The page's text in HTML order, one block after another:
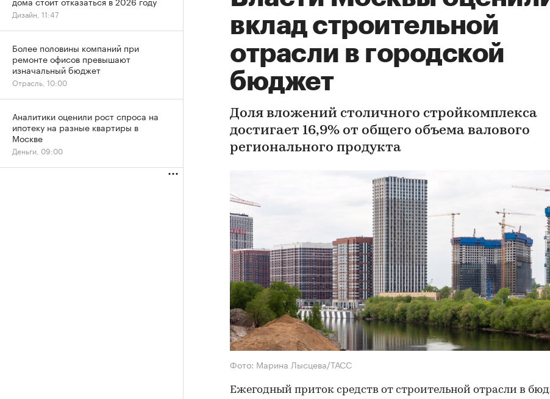
вклад строительной
отрасли в городской
бюджет
Доля вложений столичного стройкомплекса
достигает 16,9% от общего объема валового
регионального продукта
Фото: Марина Лысцева/ТАСС
Ежегодный приток средств от строительной отрасли в
Дизайн, 11:47
Более половины компаний при
ремонте офисов превышают
изначальный бюджет
Отрасль, 10:00
Аналитики оценили рост спроса на
ипотеку на разные квартиры в
Москве
Деньги, 09:00